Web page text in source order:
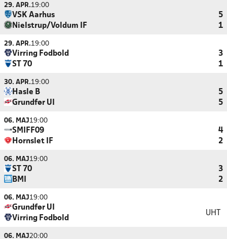
29. APR.19:00
VSK Aarhus
5
Nielstrup/Voldum IF
1
29. APR.19:00
Virring Fodbold
3
ST 70
1
30. APR.19:00
Hasle B
5
Grundfør UI
5
06. MAJ19:00
SMIFF09
4
Hornslet IF
2
06. MAJ19:00
ST 70
3
BMI
2
06. MAJ19:00
Grundfør UI
Virring Fodbold
UHT
06. MAJ20:00